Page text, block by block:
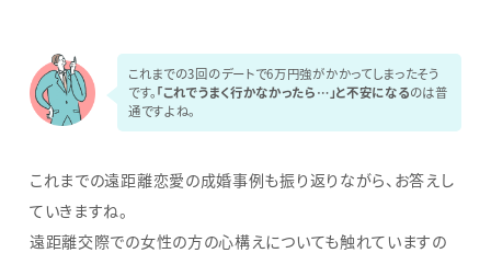
これまでの3回のデートで6万円強がかかってしまったそう
です。「これでうまく行かなかったら…」と不安になるのは普
通ですよね。
これまでの遠距離恋愛の成婚事例も振り返りながら、お答えし
ていきますね。
遠距離交際での女性の方の心構えについても触れていますの